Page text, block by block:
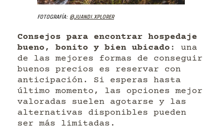
Fotografía: @juandi.xplorer
Consejos para encontrar hospedaje
bueno, bonito y bien ubicado : una
de las mejores formas de conseguir
buenos precios es reservar con
anticipación. Si esperas hasta
último momento, las opciones mejor
valoradas suelen agotarse y las
alternativas disponibles pueden
ser más limitadas.